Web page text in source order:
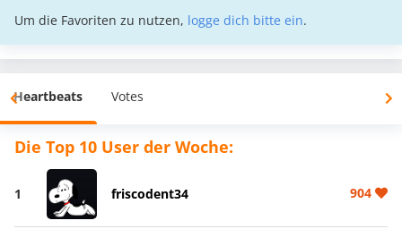
Um die Favoriten zu nutzen, logge dich bitte ein.
Heartbeats Votes
Die Top 10 User der Woche:
1 friscodent34 904